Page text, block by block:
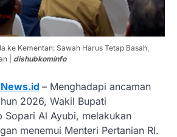
ke Kementan: Sawah Harus Tetap Basah,
| dishubkominfo
– Menghadapi ancaman
2026, Wakil Bupati
Sopari Al Ayubi, melakukan
menemui Menteri Pertanian RI.